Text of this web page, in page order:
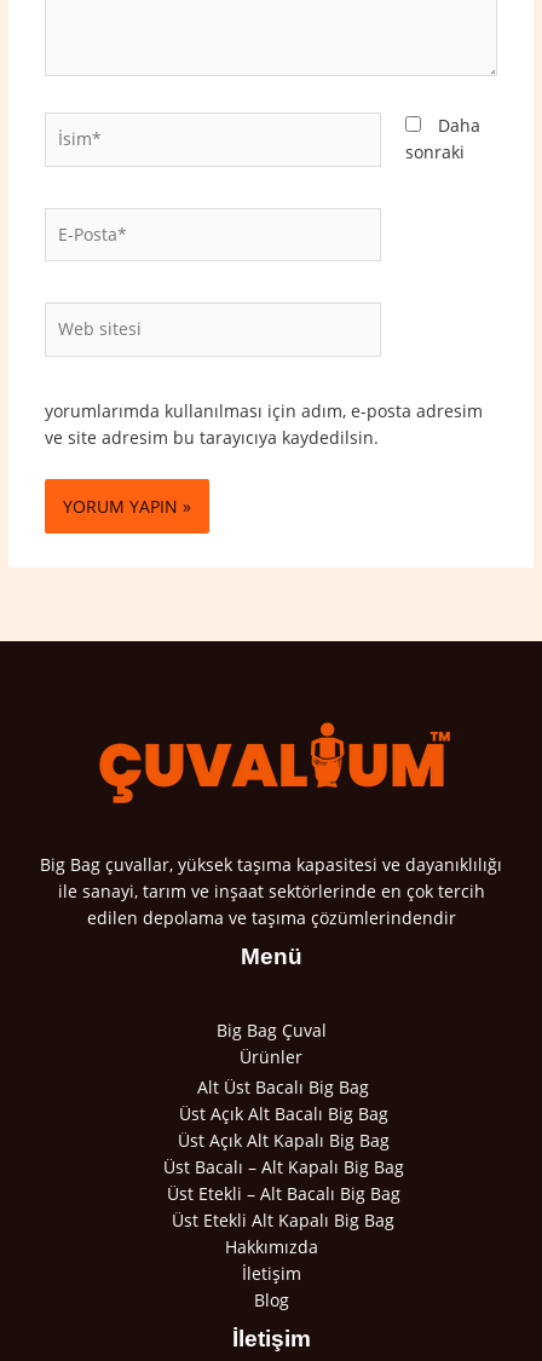
İsim*
Posta*
sitesi
Daha
sonraki
yorumlarımda kullanılması için adım, e-posta adresim
ve site adresim bu tarayıcıya kaydedilsin.
Big Bag çuvallar, yüksek taşıma kapasitesi ve dayanıklılığı
ile sanayi, tarım ve inşaat sektörlerinde en çok tercih
edilen depolama ve taşıma çözümlerindendir
Menü
Big Bag Çuval
Ürünler
Alt Üst Bacalı Big Bag
Üst Açık Alt Bacalı Big Bag
Üst Açık Alt Kapalı Big Bag
Üst Bacalı – Alt Kapalı Big Bag
Üst Etekli – Alt Bacalı Big Bag
Üst Etekli Alt Kapalı Big Bag
Hakkımızda
İletişim
Blog
İletişim